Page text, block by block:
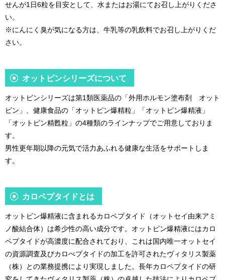
せんが1日6粒を目安として、水またはお湯にてお召し上がりくださ
い。
※にんにく臭が気になる方は、牛乳等の乳飲料でお召し上がりくだ
さい。
オットピンシリーズについて
オットピンシリーズは第1類医薬品の「外用ホルモン塗布剤 オット
ピン」、健康食品の「オットピン爆精粒」「オットピン爆精液」
「オットピン精甦粒」の4種類のラインナップでご用意しておりま
す。
男性更年期以降の元気で活力あふれる健康な生活をサポートしま
す。
カロペプタイドとは
オットピン爆精液に含まれるカロペプタイド（オットセイ由来アミ
ノ酸結合体）は希少性の高い成分です。オットピン爆精液にはカロ
ペプタイドが高濃度に配合されており、これは国内唯一オットセイ
の資源調査及びカロぺプタイドの加工を許可されたヴィタリス製薬
（株）との業務提携により実現しました。長年カロペプタイドの研